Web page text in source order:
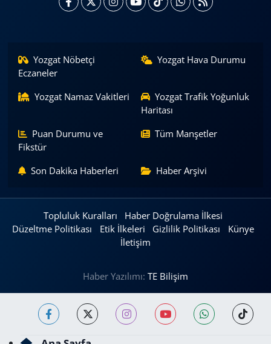
Yozgat Nöbetçi
Eczaneler
Yozgat Hava Durumu
Yozgat Namaz Vakitleri
Yozgat Trafik Yoğunluk
Haritası
Puan Durumu ve
Fikstür
Tüm Manşetler
Son Dakika Haberleri Haber Arşivi
Topluluk Kuralları
Haber Doğrulama İlkesi
Düzeltme Politikası
Etik İlkeleri Gizlilik Politikası
Künye
İletişim
Haber Yazılımı: TE Bilişim